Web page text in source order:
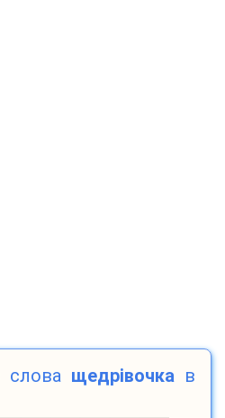
слова щедрівочка в